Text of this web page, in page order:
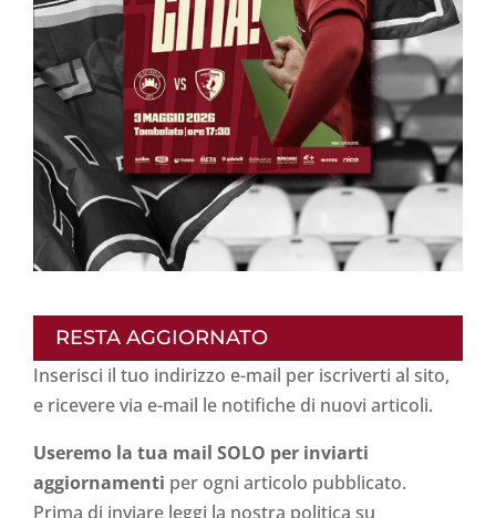
RESTA AGGIORNATO
Inserisci il tuo indirizzo e-mail per iscriverti al sito,
e ricevere via e-mail le notifiche di nuovi articoli.
Useremo la tua mail SOLO per inviarti
aggiornamenti per ogni articolo pubblicato.
Prima di inviare leggi la nostra politica su